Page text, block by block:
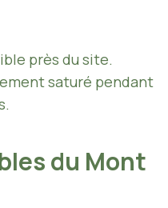
près du site.
saturé pendant
du Mont